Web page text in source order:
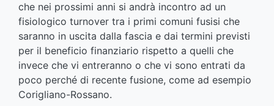
che nei prossimi anni si andrà incontro ad un
fisiologico turnover tra i primi comuni fusisi che
saranno in uscita dalla fascia e dai termini previsti
per il beneficio finanziario rispetto a quelli che
invece che vi entreranno o che vi sono entrati da
poco perché di recente fusione, come ad esempio
Corigliano-Rossano.